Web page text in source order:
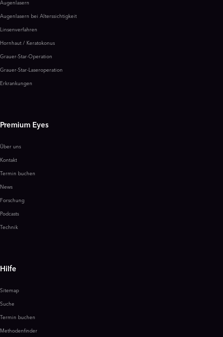
Augenlasern
Augenlasern bei Alterssichtigkeit
Linsenverfahren
Hornhaut / Keratokonus
Grauer-Star-Operation
Grauer-Star-Laseroperation
Erkrankungen
Premium Eyes
Über uns
Kontakt
Termin buchen
News
Forschung
Podcasts
Technik
Hilfe
Sitemap
Suche
Termin buchen
Methodenfinder